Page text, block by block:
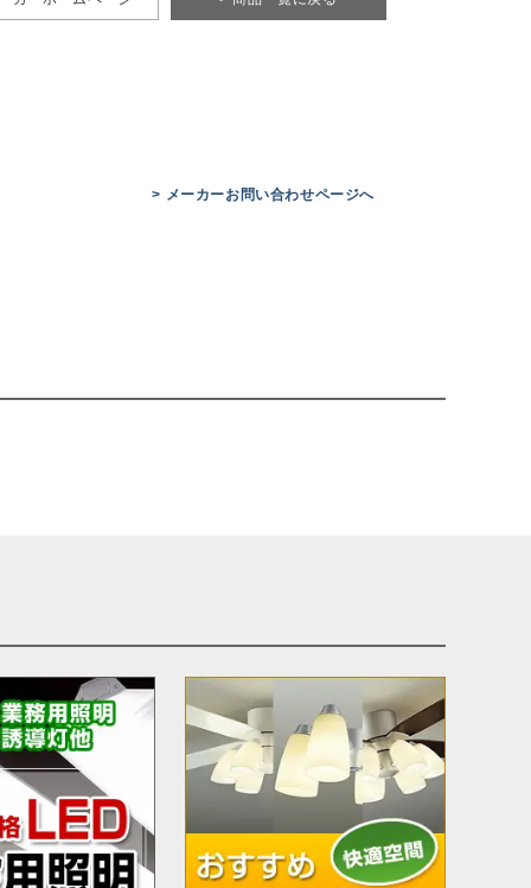
> メーカーお問い合わせページへ